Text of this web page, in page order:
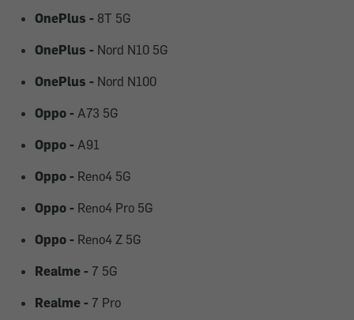
OnePlus - 8T 5G
OnePlus - Nord N10 5G
OnePlus - Nord N100
Oppo - A73 5G
Oppo - A91
Oppo - Reno4 5G
Oppo - Reno4 Pro 5G
Oppo - Reno4 Z 5G
Realme - 7 5G
Realme - 7 Pro